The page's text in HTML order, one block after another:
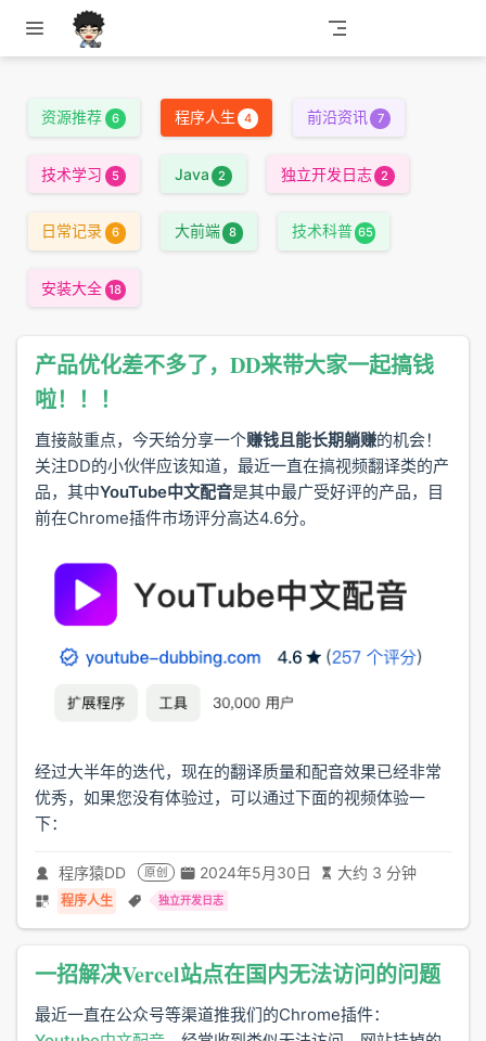
跳至主要內容
资源推荐 6 程序人生 4 前沿资讯 7
技术学习 5 Java 2 独立开发日志 2
日常记录 6 大前端 8 技术科普 65
安装大全 18
产品优化差不多了，DD来带大家一起搞钱
啦！！！
直接敲重点，今天给分享一个赚钱且能长期躺赚的机会！
关注DD的小伙伴应该知道，最近一直在搞视频翻译类的产
品，其中YouTube中文配音是其中最广受好评的产品，目
前在Chrome插件市场评分高达4.6分。
经过大半年的迭代，现在的翻译质量和配音效果已经非常
优秀，如果您没有体验过，可以通过下面的视频体验一
下：
程序猿DD 原创 2024年5月30日 大约 3 分钟
程序人生 独立开发日志
一招解决Vercel站点在国内无法访问的问题
最近一直在公众号等渠道推我们的Chrome插件：